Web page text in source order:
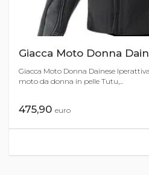
Giacca Moto Donna
Giacca Moto Donna Dainese
moto da donna in pelle Tutu,...
475,90 euro